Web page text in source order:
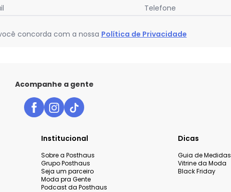
Telefone
concorda com a nossa Política de Privacidade
Acompanhe a gente
Institucional
Sobre a Posthaus
Grupo Posthaus
Seja um parceiro
Moda pra Gente
Podcast da Posthaus
Dicas
Guia de Medidas
Vitrine da Moda
Black Friday